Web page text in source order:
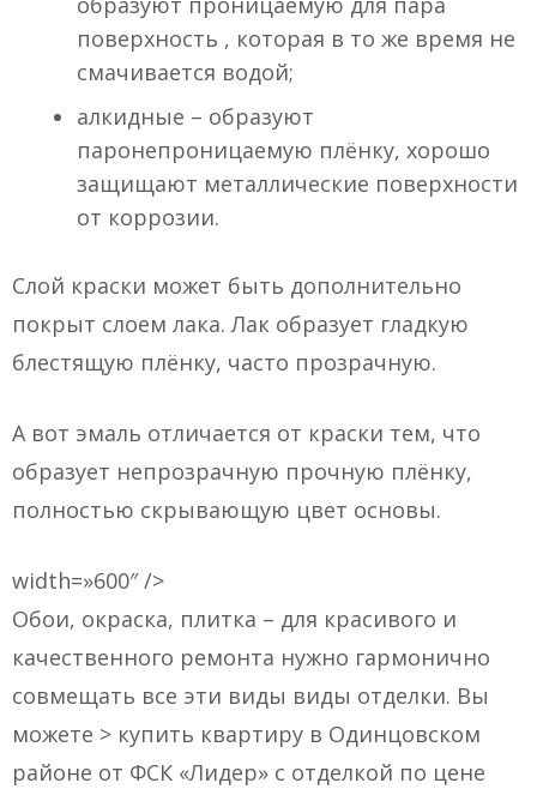
поверхность , которая в то же время не
смачивается водой;
алкидные – образуют
паронепроницаемую плёнку, хорошо
защищают металлические поверхности
от коррозии.
Слой краски может быть дополнительно
покрыт слоем лака. Лак образует гладкую
блестящую плёнку, часто прозрачную.
А вот эмаль отличается от краски тем, что
образует непрозрачную прочную плёнку,
полностью скрывающую цвет основы.
width=»600″ />
Обои, окраска, плитка – для красивого и
качественного ремонта нужно гармонично
совмещать все эти виды виды отделки. Вы
можете > купить квартиру в Одинцовском
районе от ФСК «Лидер» с отделкой по цене